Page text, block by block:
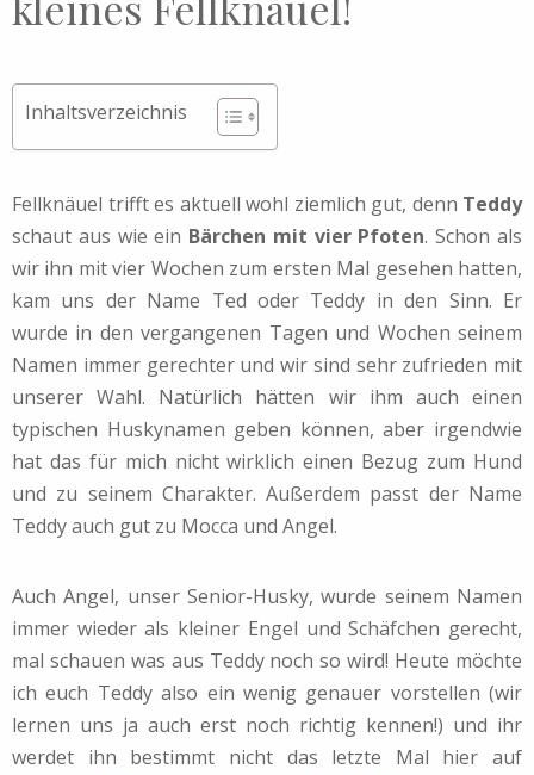
Inhaltsverzeichnis
Fellknäuel trifft es aktuell wohl ziemlich gut, denn Teddy
schaut aus wie ein Bärchen mit vier Pfoten. Schon als
wir ihn mit vier Wochen zum ersten Mal gesehen hatten,
kam uns der Name Ted oder Teddy in den Sinn. Er
wurde in den vergangenen Tagen und Wochen seinem
Namen immer gerechter und wir sind sehr zufrieden mit
unserer Wahl. Natürlich hätten wir ihm auch einen
typischen Huskynamen geben können, aber irgendwie
hat das für mich nicht wirklich einen Bezug zum Hund
und zu seinem Charakter. Außerdem passt der Name
Teddy auch gut zu Mocca und Angel.
Auch Angel, unser Senior-Husky, wurde seinem Namen
immer wieder als kleiner Engel und Schäfchen gerecht,
mal schauen was aus Teddy noch so wird! Heute möchte
ich euch Teddy also ein wenig genauer vorstellen (wir
lernen uns ja auch erst noch richtig kennen!) und ihr
werdet ihn bestimmt nicht das letzte Mal hier auf